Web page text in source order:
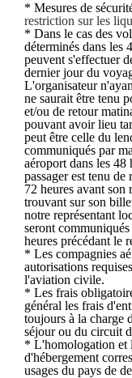
* Mesures de
restriction sur les
* Dans le cas des
déterminés dans les
peuvent s'effectuer
dernier jour du
L'organisateur
ne saurait être tenu
et/ou de retour
pouvant avoir lieu
peut être celle du
communiqués par
aéroport dans les 48
passager est tenu
72 heures avant son
trouvant sur son
notre représentant
seront
heures précédant le
* Les compagnies
autorisations
l'aviation civile.
* Les frais
général les frais
toujours à la charge
séjour ou du circuit
* L'homologation et
d'hébergement
usages du pays de